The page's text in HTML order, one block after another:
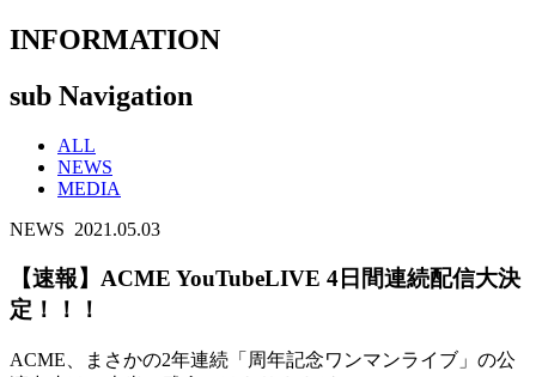
INFORMATION
sub Navigation
ALL
NEWS
MEDIA
NEWS 2021.05.03
【速報】ACME YouTubeLIVE 4日間連続配信大決
定！！！
ACME、まさかの2年連続「周年記念ワンマンライブ」の公